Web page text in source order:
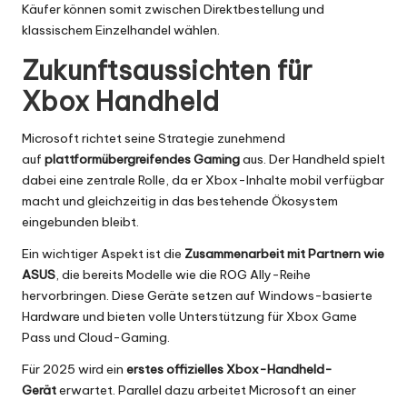
Käufer können somit zwischen Direktbestellung und
klassischem Einzelhandel wählen.
Zukunftsaussichten für
Xbox Handheld
Microsoft richtet seine Strategie zunehmend
auf plattformübergreifendes Gamingaus. Der Handheld spielt
dabei eine zentrale Rolle, da er Xbox-Inhalte mobil verfügbar
macht und gleichzeitig in das bestehende Ökosystem
eingebunden bleibt.
Ein wichtiger Aspekt ist die Zusammenarbeit mit Partnern wie
ASUS, die bereits Modelle wie die ROG Ally-Reihe
hervorbringen. Diese Geräte setzen auf Windows-basierte
Hardware und bieten volle Unterstützung für Xbox Game
Pass und Cloud-Gaming.
Für 2025 wird ein erstes offizielles Xbox-Handheld-
Geräterwartet. Parallel dazu arbeitet Microsoft an einer